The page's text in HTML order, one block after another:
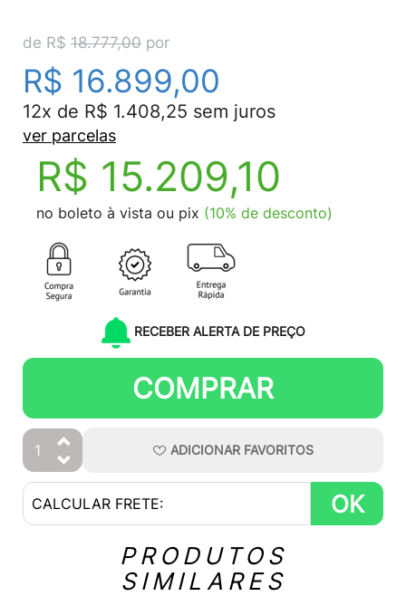
de R$ 18.777,00 por
R$ 16.899,00
12x de R$ 1.408,25 sem juros
ver parcelas
R$ 15.209,10
no boleto à vista ou pix (10% de desconto)
RECEBER ALERTA DE PREÇO
COMPRAR
ADICIONAR FAVORITOS
OK
PRODUTOS
SIMILARES